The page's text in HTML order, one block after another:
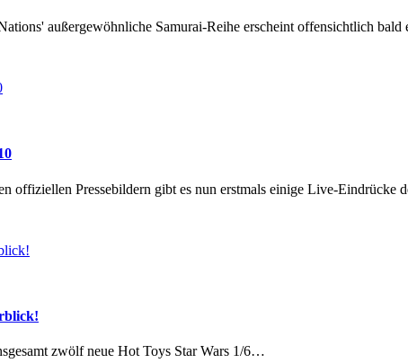
außergewöhnliche Samurai-Reihe erscheint offensichtlich
offiziellen Pressebildern gibt es nun erstmals einige Live-Eindrücke
zwölf neue Hot Toys Star Wars 1/6…